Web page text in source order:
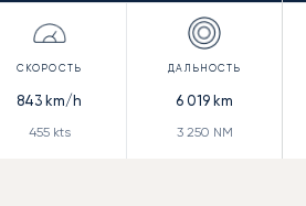
843 km/h
455kts
6 019 km
3 250 NM